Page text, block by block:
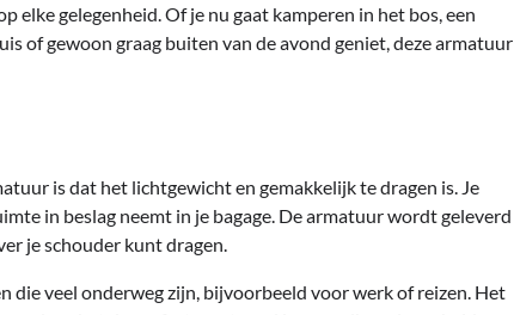
gelegenheid. Of je nu gaat kamperen in het bos, een
of gewoon graag buiten van de avond geniet, deze armatuur
is dat het lichtgewicht en gemakkelijk te dragen is. Je
in beslag neemt in je bagage. De armatuur wordt geleverd
je schouder kunt dragen.
die veel onderweg zijn, bijvoorbeeld voor werk of reizen. Het